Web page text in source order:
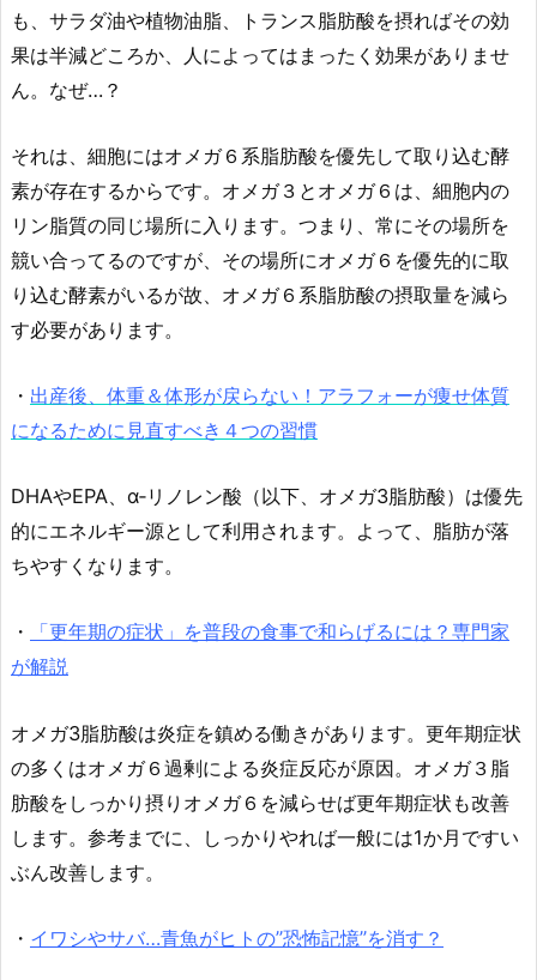
も、サラダ油や植物油脂、トランス脂肪酸を摂ればその効
果は半減どころか、人によってはまったく効果がありませ
ん。なぜ…？
それは、細胞にはオメガ６系脂肪酸を優先して取り込む酵
素が存在するからです。オメガ３とオメガ６は、細胞内の
リン脂質の同じ場所に入ります。つまり、常にその場所を
競い合ってるのですが、その場所にオメガ６を優先的に取
り込む酵素がいるが故、オメガ６系脂肪酸の摂取量を減ら
す必要があります。
・ 出産後、体重＆体形が戻らない！アラフォーが痩せ体質
になるために見直すべき４つの習慣
DHAやEPA、α‐リノレン酸（以下、オメガ3脂肪酸）は優先
的にエネルギー源として利用されます。よって、脂肪が落
ちやすくなります。
・
「更年期の症状」を普段の食事で和らげるには？専門家
が解説
オメガ3脂肪酸は炎症を鎮める働きがあります。更年期症状
の多くはオメガ６過剰による炎症反応が原因。オメガ３脂
肪酸をしっかり摂りオメガ６を減らせば更年期症状も改善
します。参考までに、しっかりやれば一般には1か月ですい
ぶん改善します。
・ イワシやサバ…青魚がヒトの”恐怖記憶”を消す？